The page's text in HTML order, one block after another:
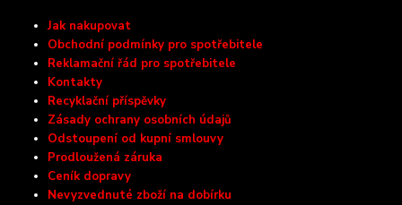
Jak nakupovat
Obchodní podmínky pro spotřebitele
Reklamační řád pro spotřebitele
Kontakty
Recyklační příspěvky
Zásady ochrany osobních údajů
Odstoupení od kupní smlouvy
Prodloužená záruka
Ceník dopravy
Nevyzvednuté zboží na dobírku